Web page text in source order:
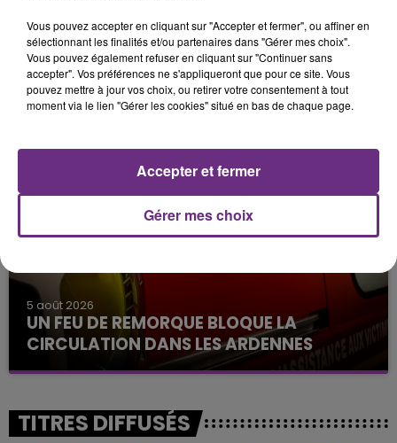
14h39
L'INSPECTION DU TRAVAIL RAPPELLE À
Alors que les dates de début des vendange 2026
s'est avéré être plus précoce que prévu,
les conditions de...
5 août 2026
UN FEU DE REMORQUE BLOQUE LA
CIRCULATION DANS LES ARDENNES
Un feu de remorque s'est déclaré ce mercredi en
TITRES DIFFUSÉS
Vous pouvez accepter en cliquant sur "Accepter et fermer", ou affiner en
sélectionnant les finalités et/ou partenaires dans "Gérer mes choix".
Vous pouvez également refuser en cliquant sur "Continuer sans
accepter". Vos préférences ne s'appliqueront que pour ce site. Vous
pouvez mettre à jour vos choix, ou retirer votre consentement à tout
moment via le lien "Gérer les cookies" situé en bas de chaque page.
Gérer mes choix
Accepter et fermer